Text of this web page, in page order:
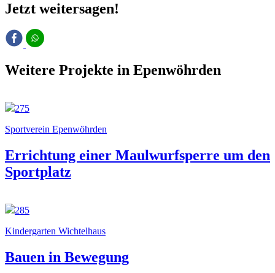
Jetzt weitersagen!
Weitere Projekte in Epenwöhrden
275
Sportverein Epenwöhrden
Errichtung einer Maulwurfsperre um den
Sportplatz
285
Kindergarten Wichtelhaus
Bauen in Bewegung